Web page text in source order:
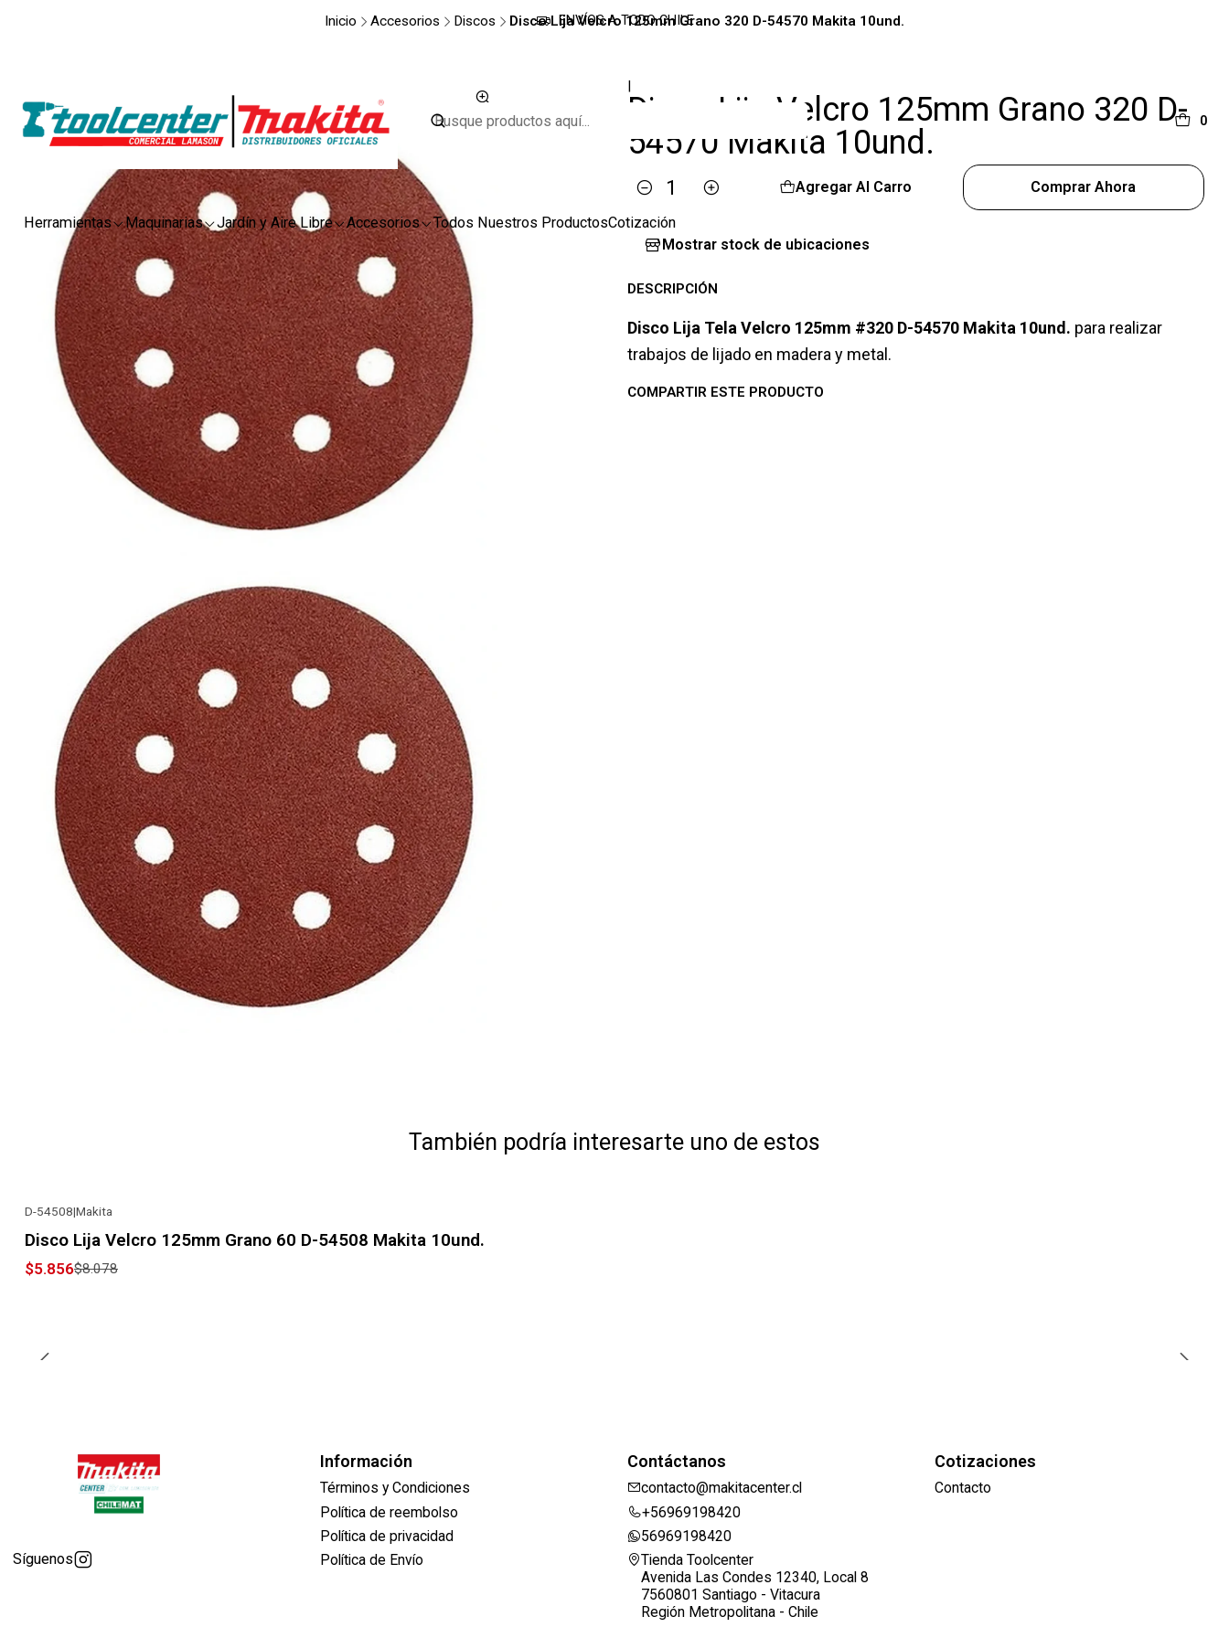
0
Herramientas Maquinarias Jardín y Aire Libre Accesorios Todos Nuestros ProductosCotización
ENVÍOS A TODO CHILE
Inicio Accesorios Discos Disco Lija Velcro 125mm Grano 320 D-54570 Makita 10und.
|
Disco Lija Velcro 125mm Grano 320 D-
54570 Makita 10und.
Cantidad
Agregar Al Carro Comprar Ahora
Mostrar stock de ubicaciones
DESCRIPCIÓN
Disco Lija Tela Velcro 125mm #320 D-54570 Makita 10und. para realizar
trabajos de lijado en madera y metal.
COMPARTIR ESTE PRODUCTO
También podría interesarte uno de estos
D-54508|Makita
Disco Lija Velcro 125mm Grano 60 D-54508 Makita 10und.
$5.856$8.078
Síguenos
Información
Términos y Condiciones
Política de reembolso
Política de privacidad
Política de Envío
Contáctanos
contacto@makitacenter.cl
+56969198420
56969198420
Tienda Toolcenter
Avenida Las Condes 12340, Local 8
7560801 Santiago - Vitacura
Región Metropolitana - Chile
Cotizaciones
Contacto